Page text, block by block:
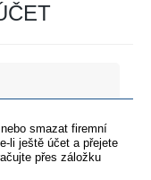
smazat firemní
li ještě účet a přejete
přes záložku